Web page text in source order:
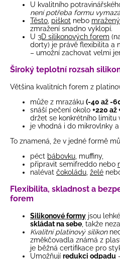
U kvalitního
není potřeba formu
Těsto piškot nebo
zmražení snadno vyklopí.
U 3D silikonových forem
dorty) je právě flexibilita a
– umožní zachovat velmi
Široký teplotní rozsah
Většina kvalitních forem z
může z mrazáku (-40 až -
snáší pečení okolo +220 až
držet se konkrétního limitu
je vhodná i do mikrovlnky
To znamená, že v jedné formě
péct bábovku , muffiny,
připravit semifreddo nebo
nalévat čokoládu želé
Flexibilita, skladnost a
forem
Silikonové formy jsou
skládat na sebe , takže
Kvalitní platinový silikon
změkčovadla známá z
je běžná certifikace pro
Umožňují redukci odpadu